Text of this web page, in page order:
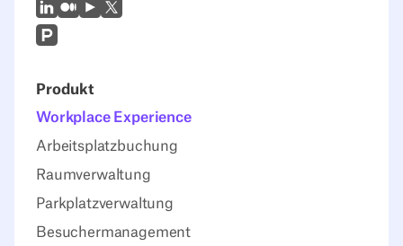
LinkedIn
MittelYoutubeX (Twitter)
Prodcut Hunt
Produkt
Workplace Experience
Arbeitsplatzbuchung
Raumverwaltung
Parkplatzverwaltung
Besuchermanagement